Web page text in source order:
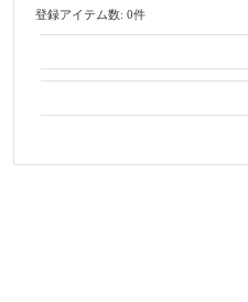
登録アイテム数: 0件